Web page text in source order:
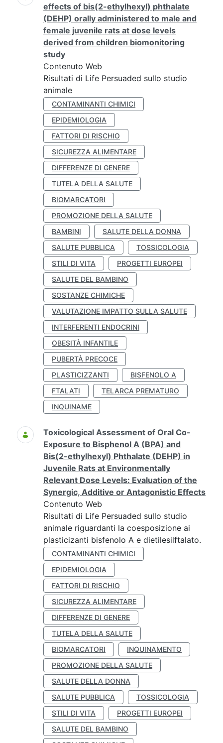
effects of bis(2-ethylhexyl) phthalate
(DEHP) orally administered to male and
female juvenile rats at dose levels
derived from children biomonitoring
study
Contenuto Web
Risultati di Life Persuaded sullo studio
animale
CONTAMINANTI CHIMICI
EPIDEMIOLOGIA
FATTORI DI RISCHIO
SICUREZZA ALIMENTARE
DIFFERENZE DI GENERE
TUTELA DELLA SALUTE
BIOMARCATORI
PROMOZIONE DELLA SALUTE
BAMBINI
SALUTE DELLA DONNA
SALUTE PUBBLICA
TOSSICOLOGIA
STILI DI VITA
PROGETTI EUROPEI
SALUTE DEL BAMBINO
SOSTANZE CHIMICHE
VALUTAZIONE IMPATTO SULLA SALUTE
INTERFERENTI ENDOCRINI
OBESITÀ INFANTILE
PUBERTÀ PRECOCE
PLASTICIZZANTI
BISFENOLO A
FTALATI
TELARCA PREMATURO
INQUINAME
Toxicological Assessment of Oral Co-
Exposure to Bisphenol A (BPA) and
Bis(2-ethylhexyl) Phthalate (DEHP) in
Juvenile Rats at Environmentally
Relevant Dose Levels: Evaluation of the
Synergic, Additive or Antagonistic Effects
Contenuto Web
Risultati di Life Persuaded sullo studio
animale riguardanti la coesposizione ai
plasticizanti bisfenolo A e dietilesilftalato.
CONTAMINANTI CHIMICI
EPIDEMIOLOGIA
FATTORI DI RISCHIO
SICUREZZA ALIMENTARE
DIFFERENZE DI GENERE
TUTELA DELLA SALUTE
BIOMARCATORI
INQUINAMENTO
PROMOZIONE DELLA SALUTE
SALUTE DELLA DONNA
SALUTE PUBBLICA
TOSSICOLOGIA
STILI DI VITA
PROGETTI EUROPEI
SALUTE DEL BAMBINO